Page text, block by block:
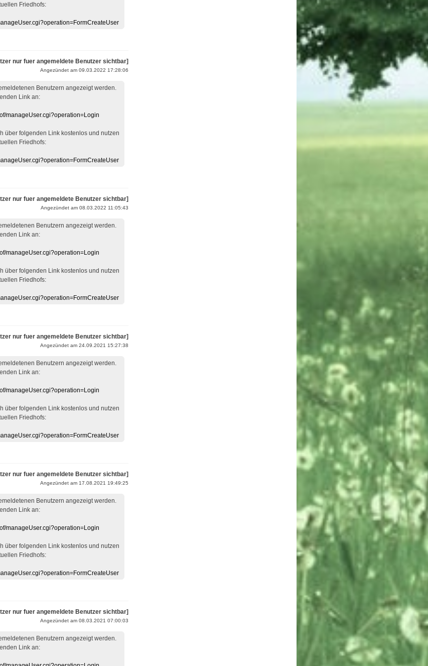
Friedhofs:
nur fuer angemeldete Benutzer sichtbar]
Angezündet am 09.03.2022 17:28:06
Benutzern angezeigt werden.
Link an:
manageUser.cgi?operation=Login
über folgenden Link kostenlos und nutzen
Friedhofs:
nur fuer angemeldete Benutzer sichtbar]
Angezündet am 08.03.2022 11:05:43
Benutzern angezeigt werden.
Link an:
manageUser.cgi?operation=Login
über folgenden Link kostenlos und nutzen
Friedhofs:
nur fuer angemeldete Benutzer sichtbar]
Angezündet am 24.09.2021 15:27:38
Benutzern angezeigt werden.
Link an:
manageUser.cgi?operation=Login
über folgenden Link kostenlos und nutzen
Friedhofs:
nur fuer angemeldete Benutzer sichtbar]
Angezündet am 17.08.2021 19:49:25
Benutzern angezeigt werden.
Link an:
manageUser.cgi?operation=Login
über folgenden Link kostenlos und nutzen
Friedhofs:
nur fuer angemeldete Benutzer sichtbar]
Angezündet am 08.03.2021 07:00:03
Benutzern angezeigt werden.
Link an: